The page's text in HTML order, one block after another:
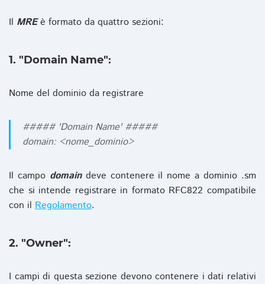
Il MREè formato da quattro sezioni:
1. "Domain Name":
Nome del dominio da registrare
##### 'Domain Name' #####
domain: <nome_dominio>
Il campo domaindeve contenere il nome a dominio .sm
che si intende registrare in formato RFC822 compatibile
con il Regolamento.
2. "Owner":
I campi di questa sezione devono contenere i dati relativi